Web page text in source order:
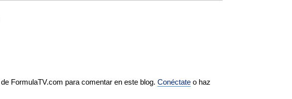
FormulaTV.com para comentar en este blog. Conéctate o haz